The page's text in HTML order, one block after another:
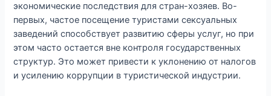
экономические последствия для стран-хозяев. Во-
первых, частое посещение туристами сексуальных
заведений способствует развитию сферы услуг, но при
этом часто остается вне контроля государственных
структур. Это может привести к уклонению от налогов
и усилению коррупции в туристической индустрии.